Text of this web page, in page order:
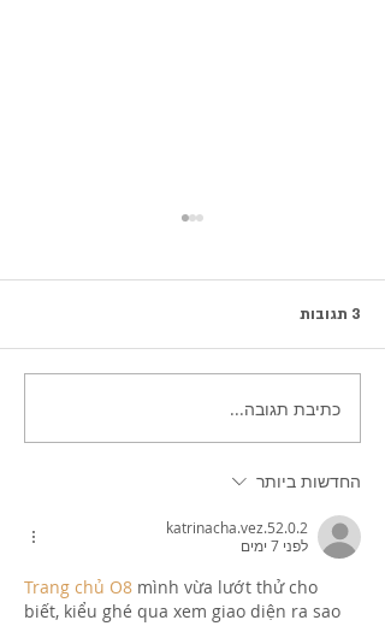
עוגת פרג שוקולד בחושה
ומושחתת
3 תגובות
כתיבת תגובה...
החדשות ביותר
katrinacha.vez.52.0.2
לפני 7 ימים
Trang chủ O8 mình vừa lướt thử cho
biết, kiểu ghé qua xem giao diện ra sao